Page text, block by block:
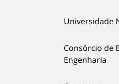
Universidade
Consórcio de
Engenharia